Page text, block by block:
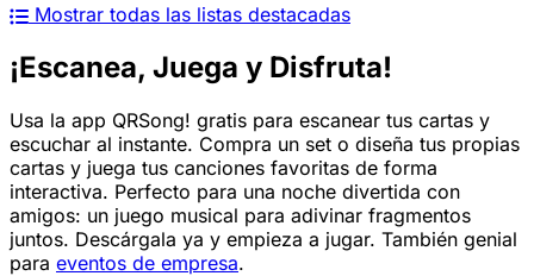
Mostrar todas las listas destacadas
¡Escanea, Juega y Disfruta!
Usa la app QRSong! gratis para escanear tus cartas y
escuchar al instante. Compra un set o diseña tus propias
cartas y juega tus canciones favoritas de forma
interactiva. Perfecto para una noche divertida con
amigos: un juego musical para adivinar fragmentos
juntos. Descárgala ya y empieza a jugar. También genial
para eventos de empresa.